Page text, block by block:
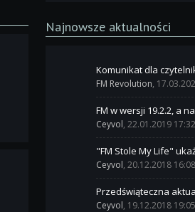
Najnowsze aktualności
Komunikat dla
FM Revolution,
FM w wersji 19.2.2, a
Ceyvol, 22.01.2019 17:32
"FM Stole My Life"
Ceyvol, 20.12.2018 16:08
Przedświąteczna
Ceyvol, 19.12.2018 19:05